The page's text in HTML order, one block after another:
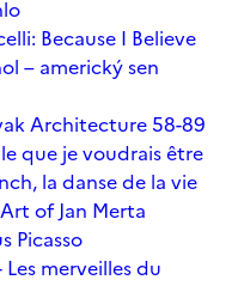
Because I Believe
– americký sen
Architecture 58-89
que je voudrais être
la danse de la vie
of Jan Merta
Picasso
merveilles du